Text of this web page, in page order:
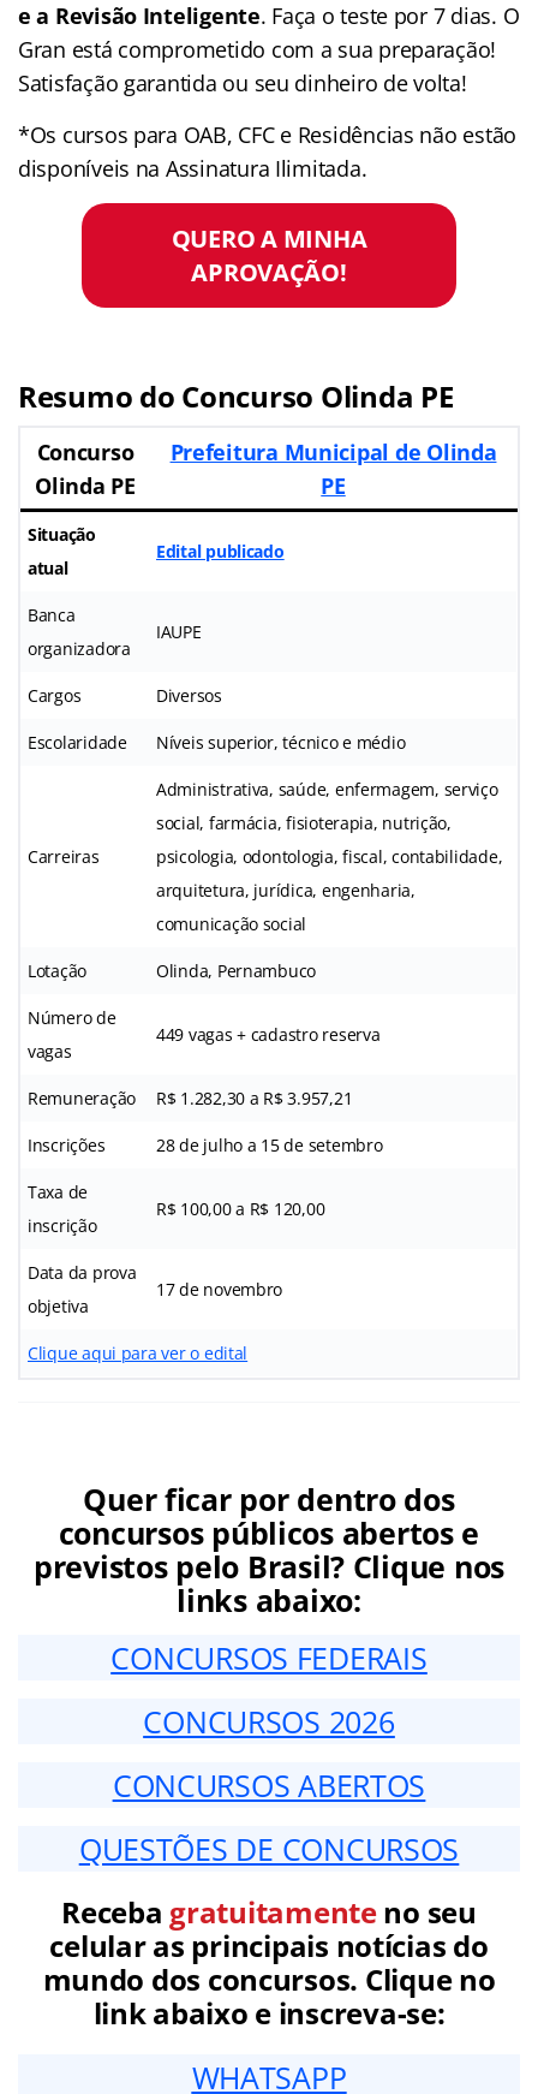
e a Revisão Inteligente. Faça o teste por 7 dias. O
Gran está comprometido com a sua preparação!
Satisfação garantida ou seu dinheiro de volta!
*Os cursos para OAB, CFC e Residências não estão
disponíveis na Assinatura Ilimitada.
QUERO A MINHA
APROVAÇÃO!
Resumo do Concurso Olinda PE
Concurso
Olinda PE
Prefeitura Municipal de Olinda
PE
Situação
atual
Edital publicado
Banca
organizadora
IAUPE
Cargos Diversos
Escolaridade Níveis superior, técnico e médio
Carreiras
Administrativa, saúde, enfermagem, serviço
social, farmácia, fisioterapia, nutrição,
psicologia, odontologia, fiscal, contabilidade,
arquitetura, jurídica, engenharia,
comunicação social
Lotação Olinda, Pernambuco
Número de
vagas
449 vagas + cadastro reserva
Remuneração R$ 1.282,30 a R$ 3.957,21
Inscrições 28 de julho a 15 de setembro
Taxa de
inscrição
R$ 100,00 a R$ 120,00
Data da prova
objetiva
17 de novembro
Clique aqui para ver o edital
Quer ficar por dentro dos
concursos públicos abertos e
previstos pelo Brasil? Clique nos
links abaixo:
CONCURSOS FEDERAIS
CONCURSOS 2026
CONCURSOS ABERTOS
QUESTÕES DE CONCURSOS
Receba gratuitamenteno seu
celular as principais notícias do
mundo dos concursos. Clique no
link abaixo e inscreva-se:
WHATSAPP